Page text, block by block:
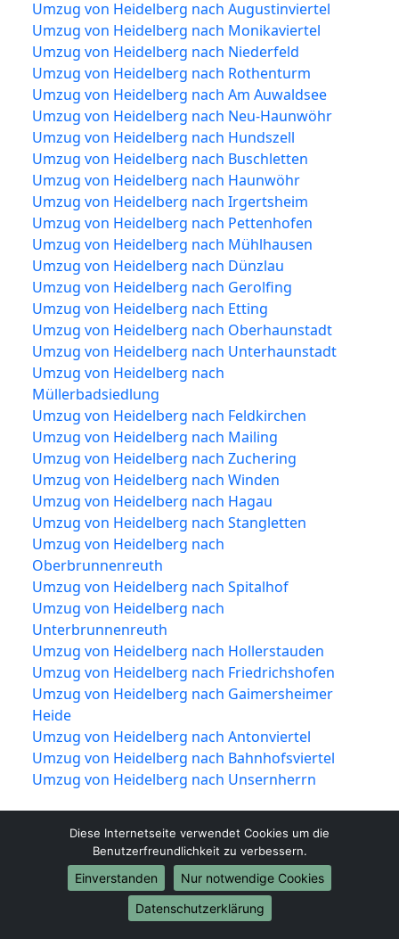
Umzug von Heidelberg nach Augustinviertel
Umzug von Heidelberg nach Monikaviertel
Umzug von Heidelberg nach Niederfeld
Umzug von Heidelberg nach Rothenturm
Umzug von Heidelberg nach Am Auwaldsee
Umzug von Heidelberg nach Neu-Haunwöhr
Umzug von Heidelberg nach Hundszell
Umzug von Heidelberg nach Buschletten
Umzug von Heidelberg nach Haunwöhr
Umzug von Heidelberg nach Irgertsheim
Umzug von Heidelberg nach Pettenhofen
Umzug von Heidelberg nach Mühlhausen
Umzug von Heidelberg nach Dünzlau
Umzug von Heidelberg nach Gerolfing
Umzug von Heidelberg nach Etting
Umzug von Heidelberg nach Oberhaunstadt
Umzug von Heidelberg nach Unterhaunstadt
Umzug von Heidelberg nach
Müllerbadsiedlung
Umzug von Heidelberg nach Feldkirchen
Umzug von Heidelberg nach Mailing
Umzug von Heidelberg nach Zuchering
Umzug von Heidelberg nach Winden
Umzug von Heidelberg nach Hagau
Umzug von Heidelberg nach Stangletten
Umzug von Heidelberg nach
Oberbrunnenreuth
Umzug von Heidelberg nach Spitalhof
Umzug von Heidelberg nach
Unterbrunnenreuth
Umzug von Heidelberg nach Hollerstauden
Umzug von Heidelberg nach Friedrichshofen
Umzug von Heidelberg nach Gaimersheimer
Heide
Umzug von Heidelberg nach Antonviertel
Umzug von Heidelberg nach Bahnhofsviertel
Umzug von Heidelberg nach Unsernherrn
Diese Internetseite verwendet Cookies um die
Benutzerfreundlichkeit zu verbessern.
Einverstanden
Nur notwendige Cookies
Datenschutzerklärung